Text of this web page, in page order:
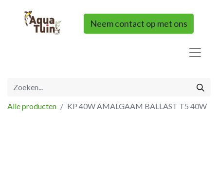
Neem contact op met ons
Alle producten KP 40W AMALGAAM BALLAST T5 40W